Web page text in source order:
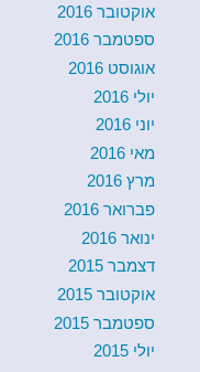
אוקטובר 2016
ספטמבר 2016
אוגוסט 2016
יולי 2016
יוני 2016
מאי 2016
מרץ 2016
פברואר 2016
ינואר 2016
דצמבר 2015
אוקטובר 2015
ספטמבר 2015
יולי 2015